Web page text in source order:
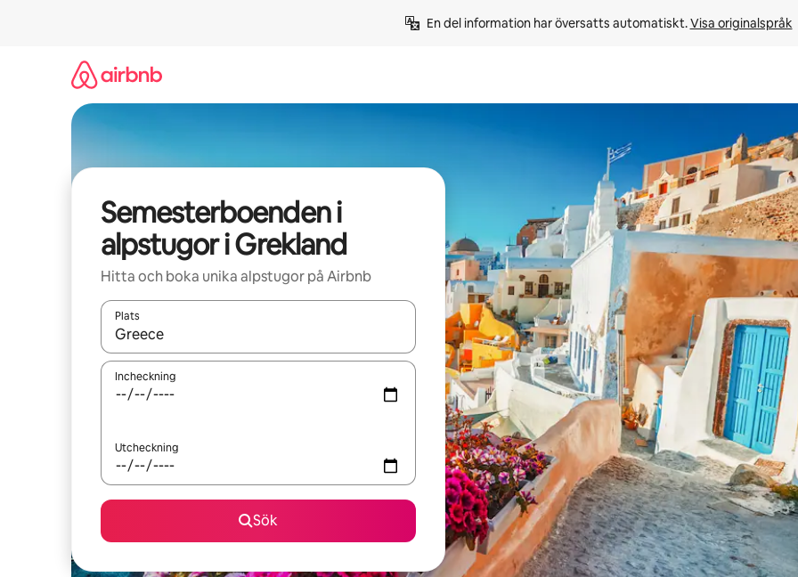
En del information har översatts automatiskt. Visa originalspråk
Semesterboenden i
alpstugor i Grekland
Hitta och boka unika alpstugor på Airbnb
Plats
När resultaten är tillgängliga kan du navigera med upp- och nedåtpilarna eller utforska genom att trycka eller svepa.
Incheckning
Utcheckning
Sök